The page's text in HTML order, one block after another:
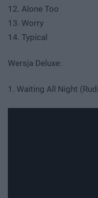
12. Alone Too
13. Worry
14. Typical
Wersja Deluxe:
1. Waiting All Night